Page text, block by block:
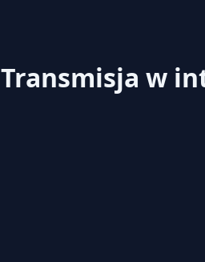
Transmisja w